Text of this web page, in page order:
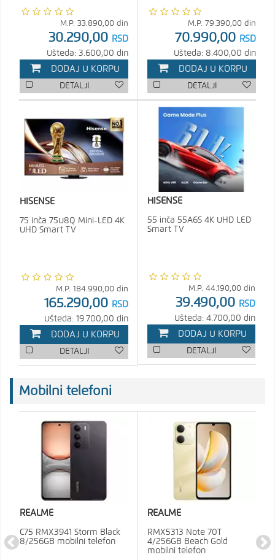
M.P. 33.890,00 din
30.290,00 RSD
Ušteda: 3.600,00 din
DODAJ U KORPU
DETALJI
M.P. 79.390,00 din
70.990,00 RSD
Ušteda: 8.400,00 din
DODAJ U KORPU
DETALJI
HISENSE
75 inča 75U8Q Mini-LED 4K
UHD Smart TV
M.P. 184.990,00 din
165.290,00 RSD
Ušteda: 19.700,00 din
DODAJ U KORPU
DETALJI
HISENSE
55 inča 55A6S 4K UHD LED
Smart TV
M.P. 44.190,00 din
39.490,00 RSD
Ušteda: 4.700,00 din
DODAJ U KORPU
DETALJI
Mobilni telefoni
REALME
C75 RMX3941 Storm Black
8/256GB mobilni telefon
REALME
RMX5313 Note 70T
4/256GB Beach Gold
mobilni telefon